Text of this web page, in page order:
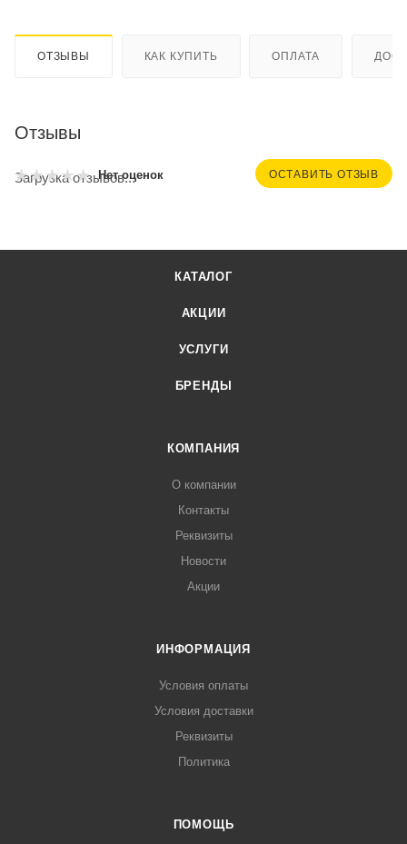
ОТЗЫВЫ КАК КУПИТЬ ОПЛАТА
Отзывы
Нет оценок ОСТАВИТЬ ОТЗЫВ
Загрузка отзывов...
КАТАЛОГ
АКЦИИ
УСЛУГИ
БРЕНДЫ
КОМПАНИЯ
О компании
Контакты
Реквизиты
Новости
Акции
ИНФОРМАЦИЯ
Условия оплаты
Условия доставки
Реквизиты
Политика
ПОМОЩЬ